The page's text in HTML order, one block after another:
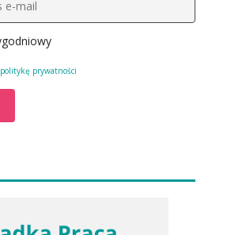
politykę prywatności